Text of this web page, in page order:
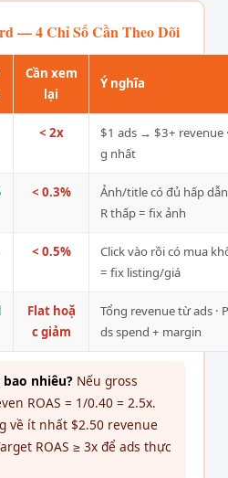
— 4 Chỉ Số Cần Theo Dõi
Cần xem
lại
Ý nghĩa
< 2x
$1 ads → $3+ revenue
g nhất
< 0.3%
Ảnh/title có đủ hấp dẫn
R thấp = fix ảnh
< 0.5%
Click vào rồi có mua
= fix listing/giá
Flat hoặ
c giảm
Tổng revenue từ ads ·
ds spend + margin
bao nhiêu? Nếu gross
ROAS = 1/0.40 = 2.5x.
về ít nhất $2.50 revenue
ROAS ≥ 3x để ads thực